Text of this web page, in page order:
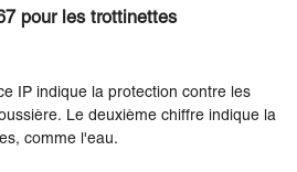
pour les trottinettes
IP indique la protection contre les
Le deuxième chiffre indique la
comme l'eau.